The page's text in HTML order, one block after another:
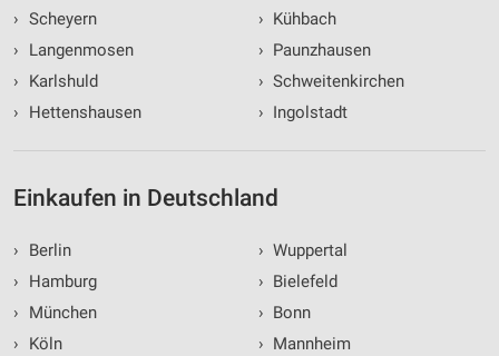
› Scheyern
›
Langenmosen
›
Karlshuld
›
Hettenshausen
› Kühbach
› Paunzhausen
› Schweitenkirchen
› Ingolstadt
Einkaufen in Deutschland
›
Berlin
›
Hamburg
›
München
›
Köln
› Wuppertal
› Bielefeld
› Bonn
› Mannheim